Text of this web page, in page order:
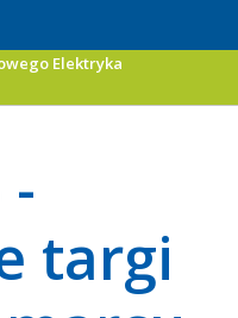
Elektryka
targi